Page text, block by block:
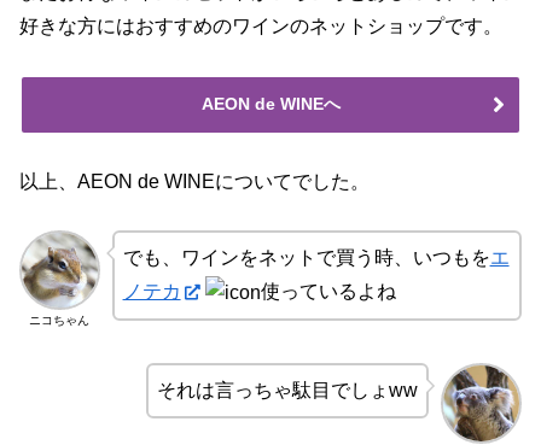
好きな方にはおすすめのワインのネットショップです。
AEON de WINEへ
以上、AEON de WINEについてでした。
ニコちゃん
でも、ワインをネットで買う時、いつもをエ
ノテカ
使っているよね
それは言っちゃ駄目でしょww